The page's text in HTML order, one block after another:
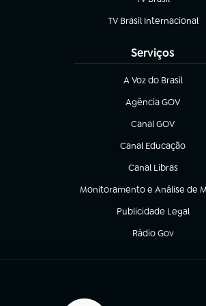
(abre em nova
TV Brasil Internacional
(abre em nova aba)
Serviços
A Voz do Brasil
(abre em nova aba)
Agência GOV
(abre em nova aba)
Canal GOV
(abre em nova aba)
Canal Educação
(abre em nova aba)
Canal Libras
(abre em nova aba)
Monitoramento e Análise de
(abre em nova aba)
Publicidade Legal
(abre em nova aba)
Rádio Gov
(abre em nova aba)